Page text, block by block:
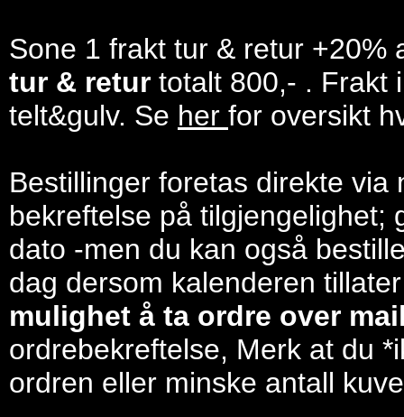
Sone 1 frakt tur & retur +20%
tur & retur totalt 800,- . Frakt
telt&gulv. Se her for oversikt
Bestillinger foretas direkte
bekreftelse på tilgjengelighet;
dato -men du kan også
dag dersom kalenderen
mulighet å ta ordre over
ordrebekreftelse, Merk at du
ordren eller minske antall